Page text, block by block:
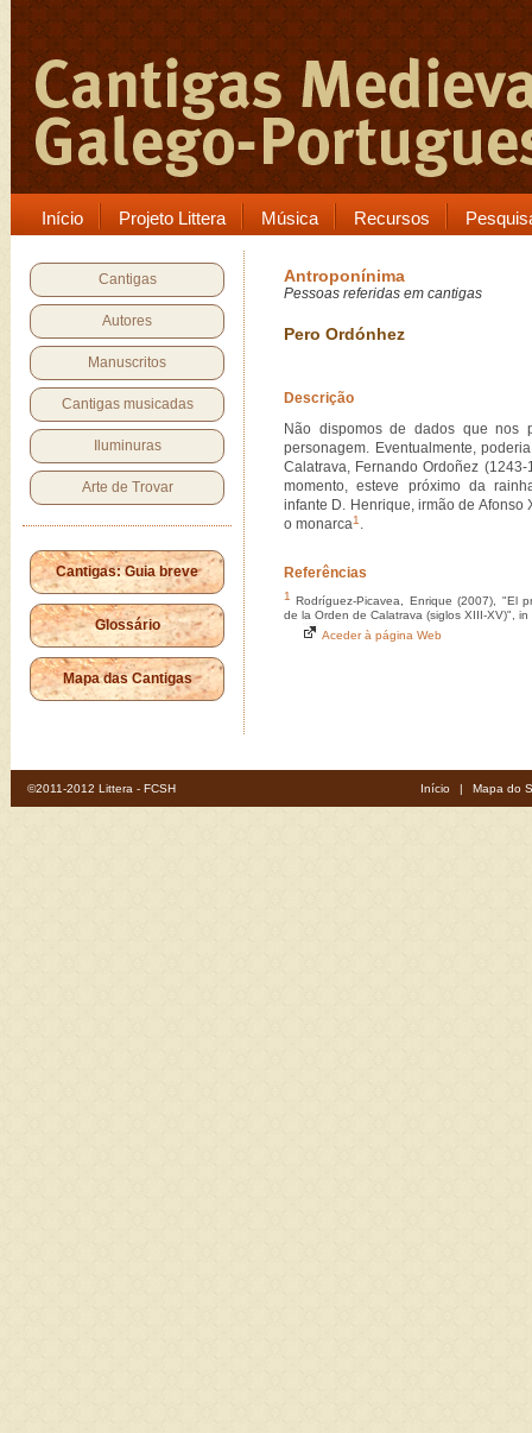
Início Projeto Littera Música Recursos
Cantigas
Autores
Manuscritos
Cantigas musicadas
Iluminuras
Arte de Trovar
Cantigas: Guia breve
Glossário
Mapa das Cantigas
Antroponínima
Pessoas referidas em cantigas
Pero Ordónhez
Descrição
Não dispomos de dados que nos
personagem. Eventualmente,
Calatrava, Fernando Ordoñez
momento, esteve próximo da
infante D. Henrique, irmão de Afonso
o monarca1 .
Referências
1 Rodríguez-Picavea, Enrique (2007), "El
de la Orden de Calatrava (siglos XIII-XV)", in
Aceder à página Web
©2011-2012 Littera - FCSH Início | Mapa do